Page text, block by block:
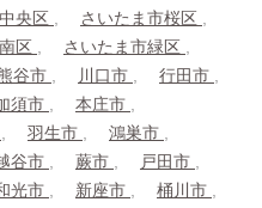
央区
さいたま市桜区
区
さいたま市緑区
谷市 川口市
行田市
須市
本庄市
羽生市
鴻巣市
谷市 蕨市
戸田市
光市 新座市
桶川市